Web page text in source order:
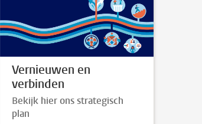
Vernieuwen en
verbinden
Bekijk hier ons strategisch
plan